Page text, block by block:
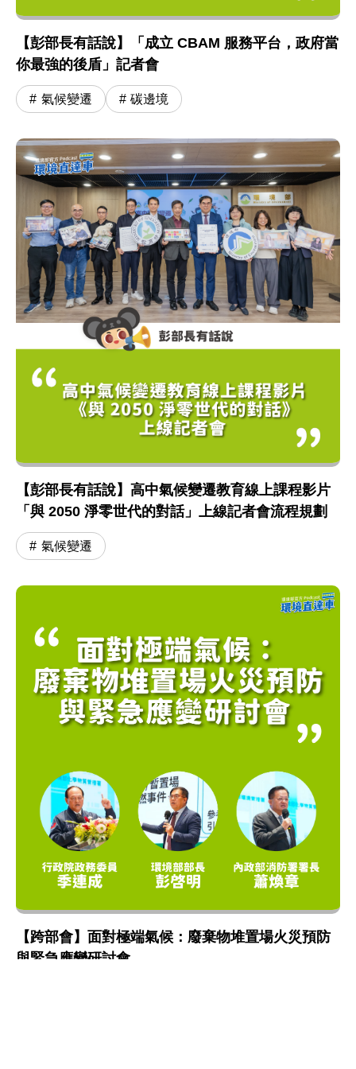
【彭部長有話說】「成立 CBAM 服務平台，政府當
你最強的後盾」記者會
氣候變遷 碳邊境
【彭部長有話說】高中氣候變遷教育線上課程影片
「與 2050 淨零世代的對話」上線記者會流程規劃
氣候變遷
【跨部會】面對極端氣候：廢棄物堆置場火災預防
與緊急應變研討會